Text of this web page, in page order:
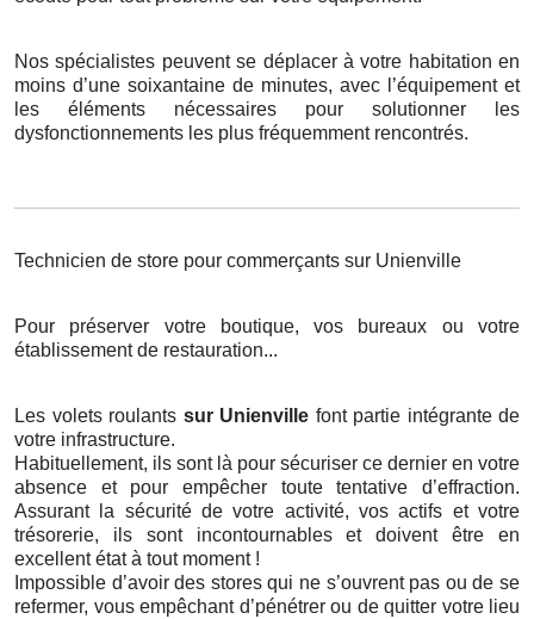
Nos spécialistes peuvent se déplacer à votre habitation en
moins d’une soixantaine de minutes, avec l’équipement et
les éléments nécessaires pour solutionner les
dysfonctionnements les plus fréquemment rencontrés.
Technicien de store pour commerçants sur Unienville
Pour préserver votre boutique, vos bureaux ou votre
établissement de restauration...
Les volets roulants sur Unienville font partie intégrante de
votre infrastructure.
Habituellement, ils sont là pour sécuriser ce dernier en votre
absence et pour empêcher toute tentative d’effraction.
Assurant la sécurité de votre activité, vos actifs et votre
trésorerie, ils sont incontournables et doivent être en
excellent état à tout moment !
Impossible d’avoir des stores qui ne s’ouvrent pas ou de se
refermer, vous empêchant d’pénétrer ou de quitter votre lieu